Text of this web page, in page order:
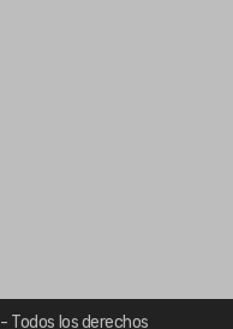
los derechos